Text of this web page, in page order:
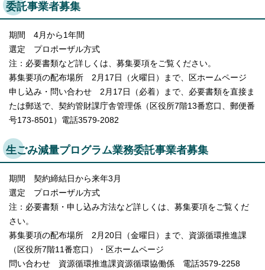
委託事業者募集
期間 4月から1年間
選定 プロポーザル方式
注：必要書類など詳しくは、募集要項をご覧ください。
募集要項の配布場所 2月17日（火曜日）まで、区ホームページ
申し込み・問い合わせ 2月17日（必着）まで、必要書類を直接ま
たは郵送で、契約管財課庁舎管理係（区役所7階13番窓口、郵便番
号173-8501）電話3579-2082
生ごみ減量プログラム業務委託事業者募集
期間 契約締結日から来年3月
選定 プロポーザル方式
注：必要書類・申し込み方法など詳しくは、募集要項をご覧くだ
さい。
募集要項の配布場所 2月20日（金曜日）まで、資源循環推進課
（区役所7階11番窓口）・区ホームページ
問い合わせ 資源循環推進課資源循環協働係 電話3579-2258